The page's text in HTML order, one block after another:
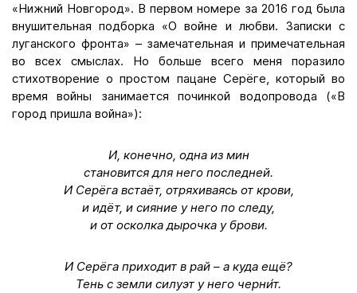
«Нижний Новгород». В первом номере за 2016 год была
внушительная подборка «О войне и любви. Записки с
луганского фронта» – замечательная и примечательная
во всех смыслах. Но больше всего меня поразило
стихотворение о простом пацане Серёге, который во
время войны занимается починкой водопровода («В
город пришла война»):
И, конечно, одна из мин
становится для него последней.
И Серёга встаёт, отряхиваясь от крови,
и идёт, и сияние у него по следу,
и от осколка дырочка у брови.
И Серёга приходит в рай – а куда ещё?
Тень с земли силуэт у него черни́т.